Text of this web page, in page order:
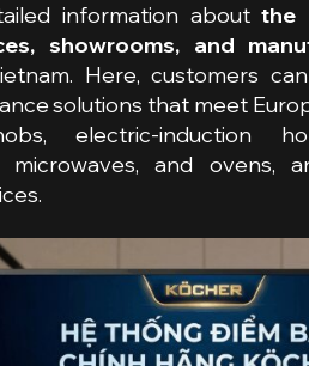
information aboutthe
showrooms, and
Here, customers
solutions that meet
electric-induction
microwaves, and ovens,